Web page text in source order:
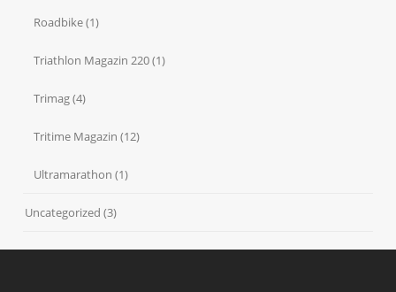
Roadbike(1)
Triathlon Magazin 220(1)
Trimag(4)
Tritime Magazin (12)
Ultramarathon (1)
Uncategorized (3)